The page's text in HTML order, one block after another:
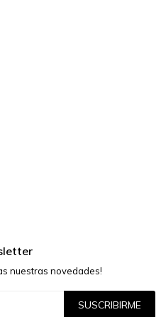
nuestras novedades!
SUSCRIBIRME